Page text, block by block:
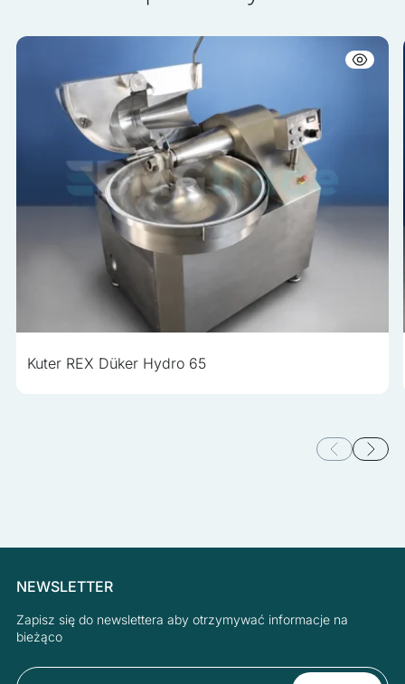
Kuter REX Düker Hydro 65
NEWSLETTER
Zapisz się do newslettera aby otrzymywać informacje na
bieżąco